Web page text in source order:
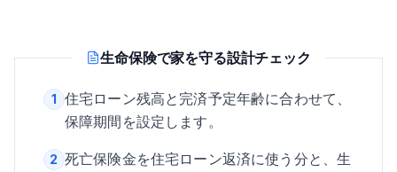
生命保険で家を守る設計チェック
1 住宅ローン残高と完済予定年齢に合わせて、
保障期間を設定します。
2 死亡保険金を住宅ローン返済に使う分と、生